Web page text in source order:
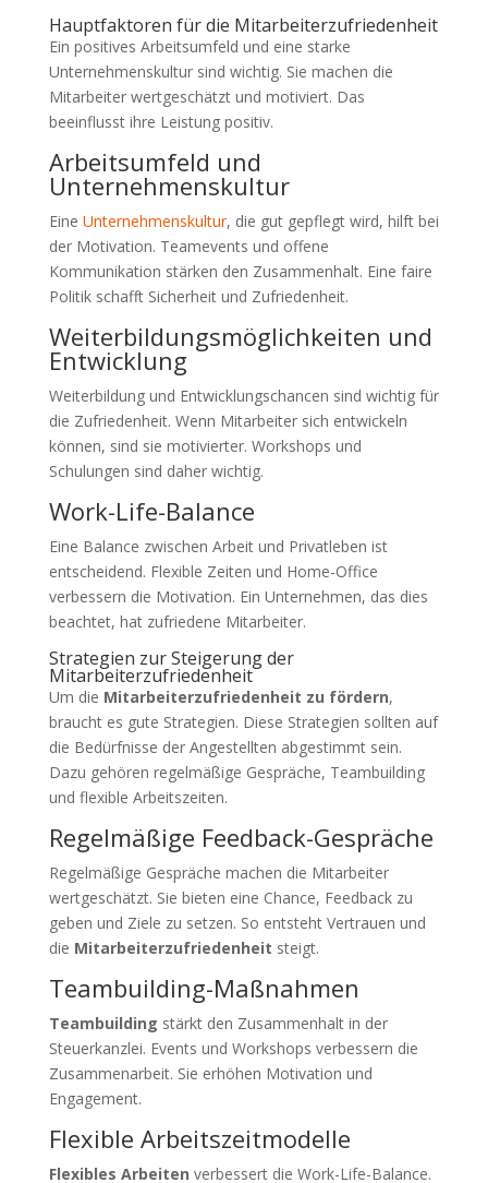
Hauptfaktoren für die Mitarbeiterzufriedenheit
Ein positives Arbeitsumfeld und eine starke
Unternehmenskultur sind wichtig. Sie machen die
Mitarbeiter wertgeschätzt und motiviert. Das
beeinflusst ihre Leistung positiv.
Arbeitsumfeld und
Unternehmenskultur
Eine Unternehmenskultur, die gut gepflegt wird, hilft bei
der Motivation. Teamevents und offene
Kommunikation stärken den Zusammenhalt. Eine faire
Politik schafft Sicherheit und Zufriedenheit.
Weiterbildungsmöglichkeiten und
Entwicklung
Weiterbildung und Entwicklungschancen sind wichtig für
die Zufriedenheit. Wenn Mitarbeiter sich entwickeln
können, sind sie motivierter. Workshops und
Schulungen sind daher wichtig.
Work-Life-Balance
Eine Balance zwischen Arbeit und Privatleben ist
entscheidend. Flexible Zeiten und Home-Office
verbessern die Motivation. Ein Unternehmen, das dies
beachtet, hat zufriedene Mitarbeiter.
Strategien zur Steigerung der
Mitarbeiterzufriedenheit
Um die Mitarbeiterzufriedenheit zu fördern,
braucht es gute Strategien. Diese Strategien sollten auf
die Bedürfnisse der Angestellten abgestimmt sein.
Dazu gehören regelmäßige Gespräche, Teambuilding
und flexible Arbeitszeiten.
Regelmäßige Feedback-Gespräche
Regelmäßige Gespräche machen die Mitarbeiter
wertgeschätzt. Sie bieten eine Chance, Feedback zu
geben und Ziele zu setzen. So entsteht Vertrauen und
die Mitarbeiterzufriedenheit steigt.
Teambuilding-Maßnahmen
Teambuilding stärkt den Zusammenhalt in der
Steuerkanzlei. Events und Workshops verbessern die
Zusammenarbeit. Sie erhöhen Motivation und
Engagement.
Flexible Arbeitszeitmodelle
Flexibles Arbeiten verbessert die Work-Life-Balance.